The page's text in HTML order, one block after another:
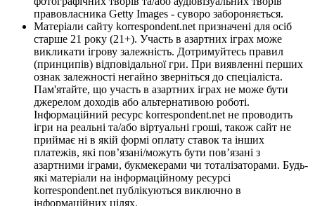
правовласника Getty Images - суворо забороняється.
Матеріали сайту korrespondent.net призначені для осіб
старше 21 року (21+). Участь в азартних іграх може
викликати ігрову залежність. Дотримуйтесь правил
(принципів) відповідальної гри. При виявленні перших
ознак залежності негайно зверніться до спеціаліста.
Пам'ятайте, що участь в азартних іграх не може бути
джерелом доходів або альтернативою роботі.
Інформаційний ресурс korrespondent.net не проводить
ігри на реальні та/або віртуальні гроші, також сайт не
приймає ні в якій формі оплату ставок та інших
платежів, які пов’язані/можуть бути пов’язані з
азартними іграми, букмекерами чи тоталізаторами. Будь-
які матеріали на інформаційному ресурсі
korrespondent.net публікуються виключно в
інформаційних цілях.